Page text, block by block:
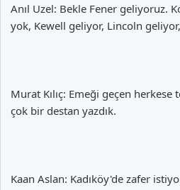
Anıl Uzel: Bekle Fener geliyoruz.
yok, Kewell geliyor, Lincoln
Murat Kılıç: Emeği geçen
çok bir destan yazdık.
Kaan Aslan: Kadıköy'de zafer